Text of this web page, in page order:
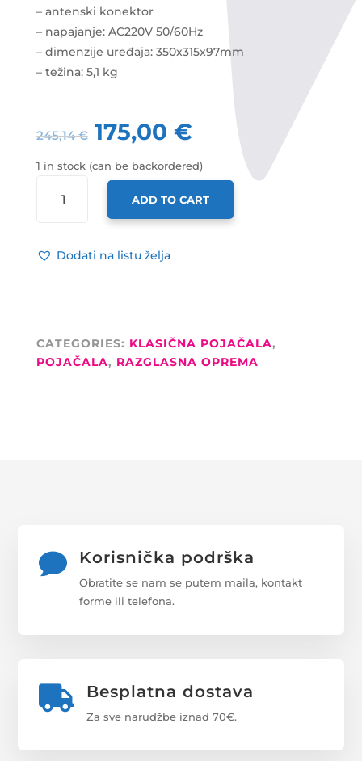
– antenski konektor
– napajanje: AC220V 50/60Hz
– dimenzije uređaja: 350x315x97mm
– težina: 5,1 kg
245,14€ 175,00 €
1 in stock (can be backordered)
USB/SDCARD,
ADD TO CART
Dodati na listu želja
CATEGORIES: KLASIČNA POJAČALA,
POJAČALA, RAZGLASNA OPREMA
 Korisnička podrška
Obratite se nam se putem maila, kontakt
forme ili telefona.
 Besplatna dostava
Za sve narudžbe iznad 70€.